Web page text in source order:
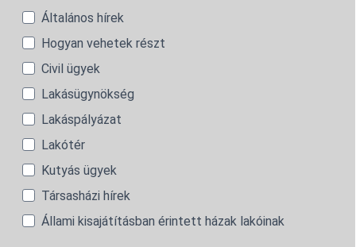
Általános hírek
Hogyan vehetek részt
Civil ügyek
Lakásügynökség
Lakáspályázat
Lakótér
Kutyás ügyek
Társasházi hírek
Állami kisajátításban érintett házak lakóinak